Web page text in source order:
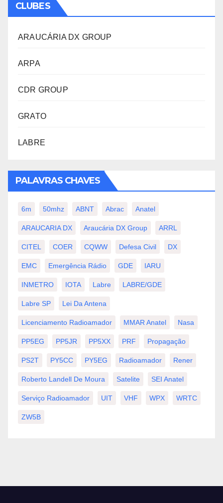
CLUBES
ARAUCÁRIA DX GROUP
ARPA
CDR GROUP
GRATO
LABRE
PALAVRAS CHAVES
6m 50mhz ABNT Abrac Anatel
ARAUCARIA DX Araucária DX Group ARRL
CITEL COER CQWW Defesa Civil DX
EMC Emergência Rádio GDE IARU
INMETRO IOTA Labre LABRE/GDE
Labre SP Lei Da Antena
Licenciamento Radioamador MMAR Anatel Nasa
PP5EG PP5JR PP5XX PRF Propagação
PS2T PY5CC PY5EG Radioamador Rener
Roberto Landell De Moura Satelite SEI Anatel
Serviço Radioamador UIT VHF WPX WRTC
ZW5B